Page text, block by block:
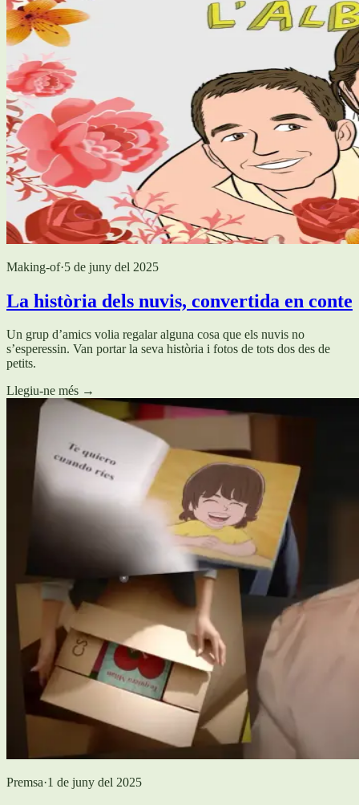
Making-of·5 de juny del 2025
La història dels nuvis, convertida en conte
Un grup d’amics volia regalar alguna cosa que els nuvis no
s’esperessin. Van portar la seva història i fotos de tots dos des de
petits.
Llegiu-ne més →
Premsa·1 de juny del 2025